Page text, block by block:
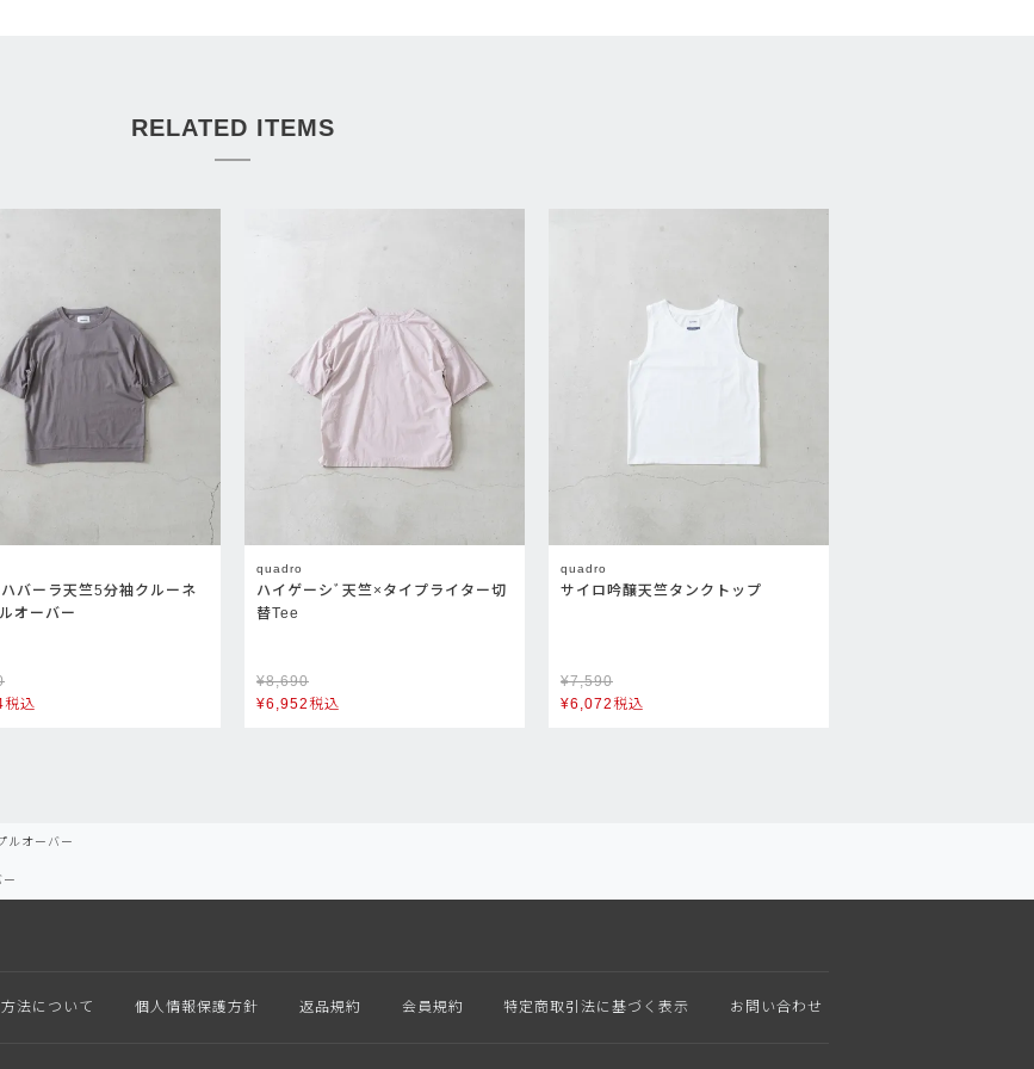
RELATED ITEMS
バーラ天竺5分袖クルーネ
オーバー
税込
quadro
ハイゲーシﾞ天竺×タイプライター切
替Tee
¥8,690
¥6,952税込
quadro
サイロ吟醸天竺タンクトップ
¥7,590
¥6,072税込
ルオーバー
法について 個人情報保護方針 返品規約 会員規約 特定商取引法に基づく表示 お問い合わせ